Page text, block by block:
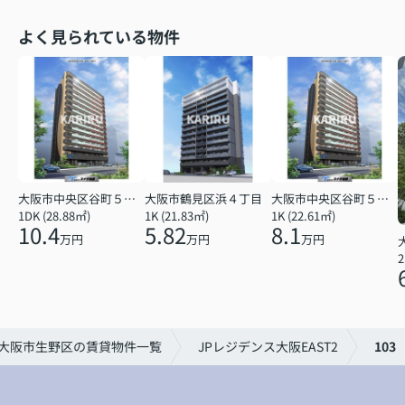
よく見られている物件
大阪市中央区谷町５丁目
1DK (28.88㎡)
10.4万円
大阪市鶴見区浜４丁目
1K (21.83㎡)
5.82万円
大阪市中央区谷町５丁目
1K (22.61㎡)
8.1万円
阪市生野区の賃貸物件一覧 JPレジデンス大阪EAST2 103